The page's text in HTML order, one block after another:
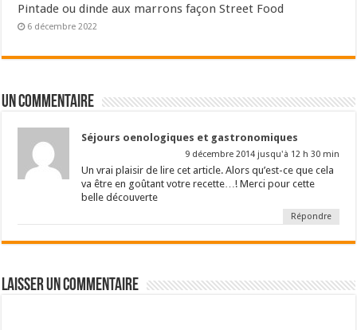
Pintade ou dinde aux marrons façon Street Food
6 décembre 2022
Un commentaire
Séjours oenologiques et gastronomiques
9 décembre 2014 jusqu'à 12 h 30 min
Un vrai plaisir de lire cet article. Alors qu’est-ce que cela
va être en goûtant votre recette…! Merci pour cette
belle découverte
Répondre
Laisser un commentaire